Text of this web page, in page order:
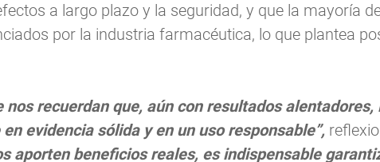
a largo plazo y la seguridad, y que la mayoría
por la industria farmacéutica, lo que plantea
nos recuerdan que, aún con resultados alentadores,
evidencia sólida y en un uso responsable”,
aporten beneficios reales, es indispensable